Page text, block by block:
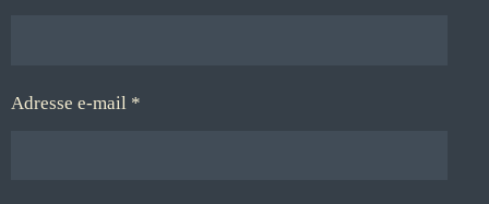
Adresse e-mail *